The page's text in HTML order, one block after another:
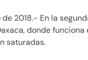
2018.- En la
donde
saturadas.